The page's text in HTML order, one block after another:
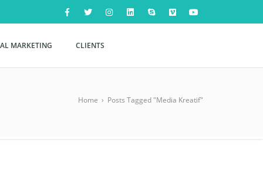
MARKETING CLIENTS
Home › Posts Tagged "Media Kreatif"